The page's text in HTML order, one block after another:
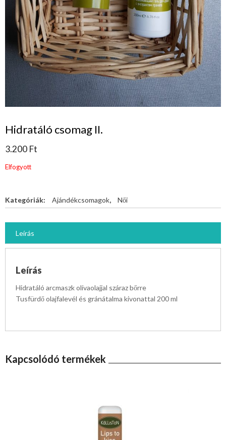
Hidratáló csomag II.
3.200 Ft
Elfogyott
Kategóriák: Ajándékcsomagok, Női
Leírás
Leírás
Hidratáló arcmaszk olívaolajjal száraz bőrre
Tusfürdő olajfalevél és gránátalma kivonattal 200 ml
Kapcsolódó termékek